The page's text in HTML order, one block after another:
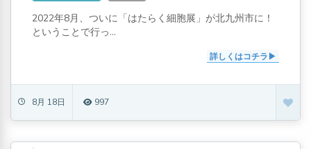
2022年8月、ついに「はたらく細胞展」が北九州市に！
ということで行っ...
詳しくはコチラ
8月 18日 997